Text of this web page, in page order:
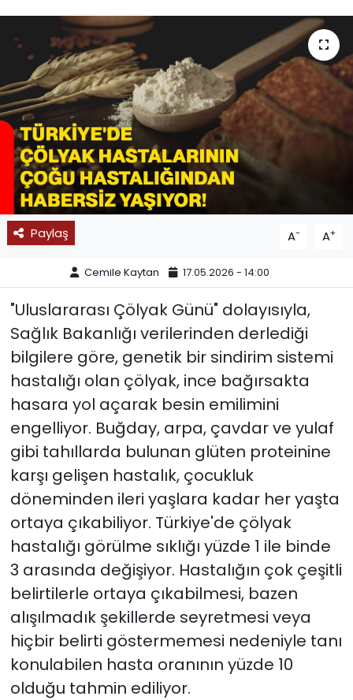
Paylaş A- A+
Cemile Kaytan 17.05.2026 - 14:00
"Uluslararası Çölyak Günü" dolayısıyla,
Sağlık Bakanlığı verilerinden derlediği
bilgilere göre, genetik bir sindirim sistemi
hastalığı olan çölyak, ince bağırsakta
hasara yol açarak besin emilimini
engelliyor. Buğday, arpa, çavdar ve yulaf
gibi tahıllarda bulunan glüten proteinine
karşı gelişen hastalık, çocukluk
döneminden ileri yaşlara kadar her yaşta
ortaya çıkabiliyor. Türkiye'de çölyak
hastalığı görülme sıklığı yüzde 1 ile binde
3 arasında değişiyor. Hastalığın çok çeşitli
belirtilerle ortaya çıkabilmesi, bazen
alışılmadık şekillerde seyretmesi veya
hiçbir belirti göstermemesi nedeniyle tanı
konulabilen hasta oranının yüzde 10
olduğu tahmin ediliyor.
SAĞLIK
SPOR
11:11 MANŞET